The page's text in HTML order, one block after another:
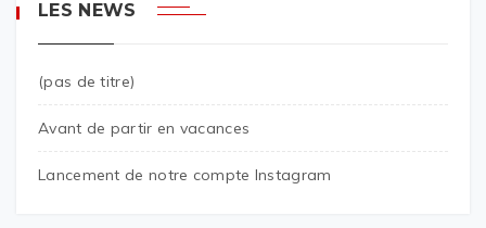
LES NEWS
(pas de titre)
Avant de partir en vacances
Lancement de notre compte Instagram